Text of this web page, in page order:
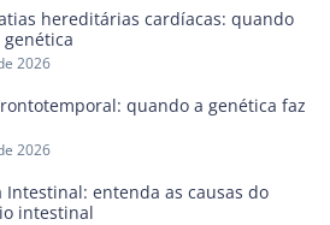
hereditárias cardíacas: quando
2026
quando a genética faz
2026
Intestinal: entenda as causas do
intestinal